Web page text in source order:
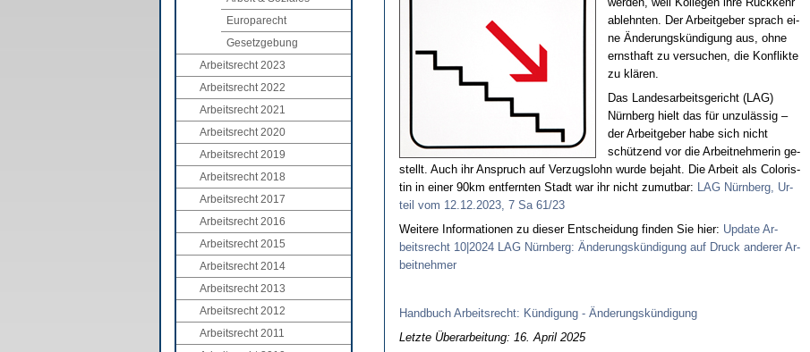
Europarecht
Gesetzgebung
Arbeitsrecht 2023
Arbeitsrecht 2022
Arbeitsrecht 2021
Arbeitsrecht 2020
Arbeitsrecht 2019
Arbeitsrecht 2018
Arbeitsrecht 2017
Arbeitsrecht 2016
Arbeitsrecht 2015
Arbeitsrecht 2014
Arbeitsrecht 2013
Arbeitsrecht 2012
Arbeitsrecht 2011
ab­lehn­ten. Der Ar­beit­ge­ber sprach ei­
ne Än­de­rungs­kün­di­gung aus, oh­ne
ernst­haft zu ver­su­chen, die Kon­flik­te
zu klä­ren.
Das Lan­des­ar­beits­ge­richt (LAG)
Nürn­berg hielt das für un­zu­läs­sig –
der Ar­beit­ge­ber ha­be sich nicht
schüt­zend vor die Ar­beit­neh­me­rin ge­
stellt. Auch ihr An­spruch auf Ver­zugs­lohn wur­de be­jaht. Die Ar­beit als Co­lo­ris­
tin in ei­ner 90km ent­fern­ten Stadt war ihr nicht zu­mut­bar: LAG Nürn­berg, Ur­
teil vom 12.12.2023, 7 Sa 61/23
Wei­te­re In­for­ma­tio­nen zu die­ser Ent­schei­dung fin­den Sie hier: Up­date Ar­
beits­recht 10|2024 LAG Nürn­berg: Än­de­rungs­kün­di­gung auf Druck an­de­rer Ar­
beit­neh­mer
Hand­buch Ar­beits­recht: Kün­di­gung - Än­de­rungs­kün­di­gung
Letzte Überarbeitung: 16. April 2025